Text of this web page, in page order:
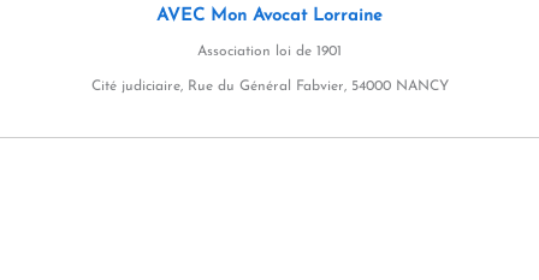
AVEC Mon Avocat Lorraine
Association loi de 1901
Cité judiciaire, Rue du Général Fabvier, 54000 NANCY